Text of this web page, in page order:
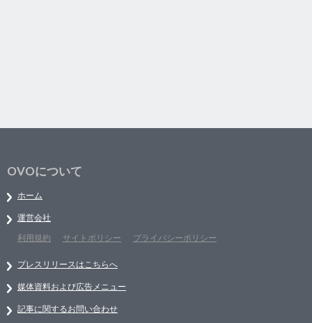
OVOについて
ホーム
運営会社
利用規約
サイトポリシー プライバシーポリシー
プレスリリースはこちらへ
媒体資料および広告メニュー
記事に関するお問い合わせ